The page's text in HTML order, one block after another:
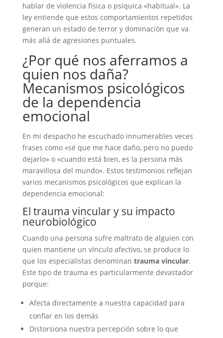
hablar de violencia física o psíquica «habitual». La
ley entiende que estos comportamientos repetidos
generan un estado de terror y dominación que va
más allá de agresiones puntuales.
¿Por qué nos aferramos a
quien nos daña?
Mecanismos psicológicos
de la dependencia
emocional
En mi despacho he escuchado innumerables veces
frases como «sé que me hace daño, pero no puedo
dejarlo» o «cuando está bien, es la persona más
maravillosa del mundo». Estos testimonios reflejan
varios mecanismos psicológicos que explican la
dependencia emocional:
El trauma vincular y su impacto
neurobiológico
Cuando una persona sufre maltrato de alguien con
quien mantiene un vínculo afectivo, se produce lo
que los especialistas denominan trauma vincular.
Este tipo de trauma es particularmente devastador
porque:
Afecta directamente a nuestra capacidad para
confiar en los demás
Distorsiona nuestra percepción sobre lo que